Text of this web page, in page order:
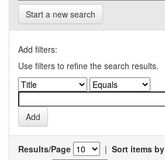
Start a new search
Add filters:
Use filters to refine the search results.
Results/Page | Sort items by